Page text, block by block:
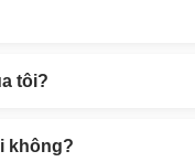
tôi?
không?